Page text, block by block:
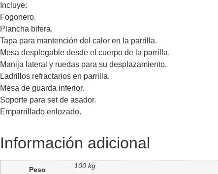
Incluye:
Fogonero.
Plancha bifera.
Tapa para mantención del calor en la parrilla.
Mesa desplegable desde el cuerpo de la parrilla.
Manija lateral y ruedas para su desplazamiento.
Ladrillos refractarios en parrilla.
Mesa de guarda inferior.
Soporte para set de asador.
Emparrillado enlozado.
Información adicional
Peso 100 kg